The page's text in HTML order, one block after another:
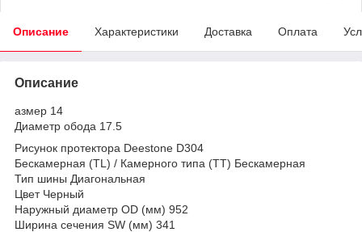
Описание Характеристики Доставка Оплата
Описание
азмер 14
Диаметр обода 17.5
Рисунок протектора Deestone D304
Бескамерная (TL) / Камерного типа (TT) Бескамерная
Тип шины Диагональная
Цвет Черный
Наружный диаметр OD (мм) 952
Ширина сечения SW (мм) 341